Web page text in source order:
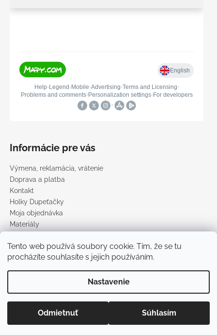
Tento web používá soubory cookie. Tím, že se tu
procházíte souhlasíte s jejich používáním.
Nastavenie
Odmietnuť Súhlasím
Informácie pre vás
Výmena, reklamácia, vrátenie
Doprava a platba
Kontakt
Holky Dupeťačky
Moja objednávka
Materiály
Podmienky ochrany osobných údajov
Predávané značky
Copyright 2026DUPETO. Všetky práva vyhradené.Upraviť